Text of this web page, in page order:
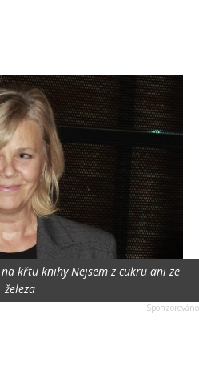
křtu knihy Nejsem z cukru ani ze
železa